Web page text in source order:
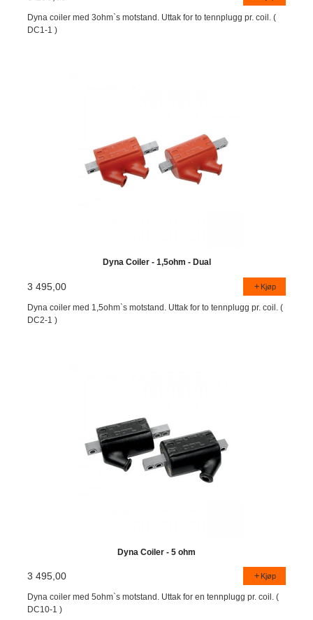
Dyna coiler med 3ohm`s motstand. Uttak for to tennplugg pr. coil. (
DC1-1 )
Dyna Coiler - 1,5ohm - Dual
3 495,00 Kjøp
Dyna coiler med 1,5ohm`s motstand. Uttak for to tennplugg pr. coil. (
DC2-1 )
Dyna Coiler - 5 ohm
3 495,00 Kjøp
Dyna coiler med 5ohm`s motstand. Uttak for en tennplugg pr. coil. (
DC10-1 )